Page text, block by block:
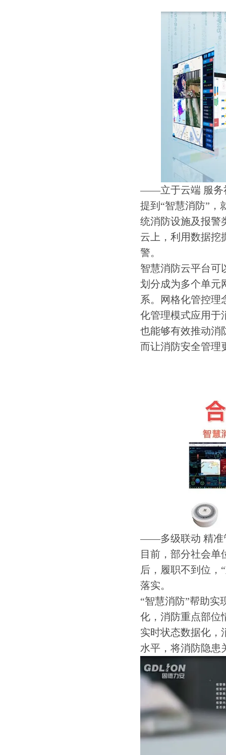
——立于云端 服务
提到“智慧消防”，
统消防设施及报警
云上，利用数据挖
警。
智慧消防云平台可
划分成为多个单元
系。网格化管控理
化管理模式应用于
也能够有效推动消
而让消防安全管理
——多级联动 精准
目前，部分社会
后，履职不到位，
落实。
“智慧消防”帮助实
化，消防重点部位
实时状态数据化，
水平，将消防隐患